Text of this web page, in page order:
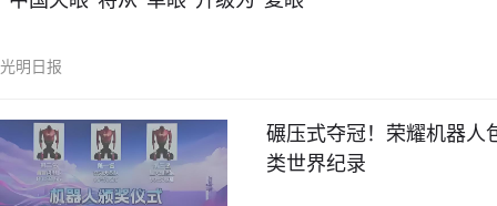
光明日报
碾压式夺冠！荣耀机器人
类世界纪录